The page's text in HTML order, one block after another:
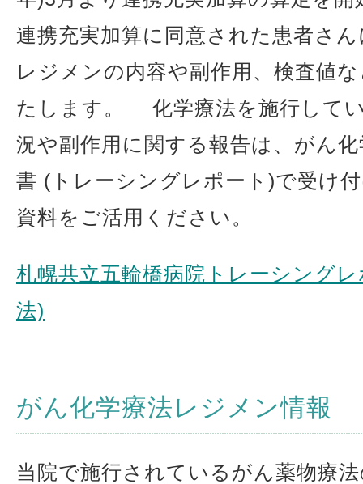
連携充実加算に同意された患者さ
レジメンの内容や副作用、検査値
たします。 化学療法を施行して
況や副作用に関する報告は、がん
書 (トレーシングレポート)で受け
資料をご活用ください。
札幌共立五輪橋病院トレーシング
法)
がん化学療法レジメン情報
当院で施行されているがん薬物療